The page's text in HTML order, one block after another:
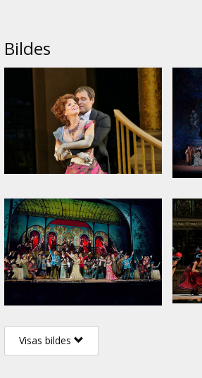
Bildes
Visas bildes